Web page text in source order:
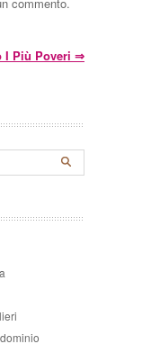
I Più Poveri ⇒